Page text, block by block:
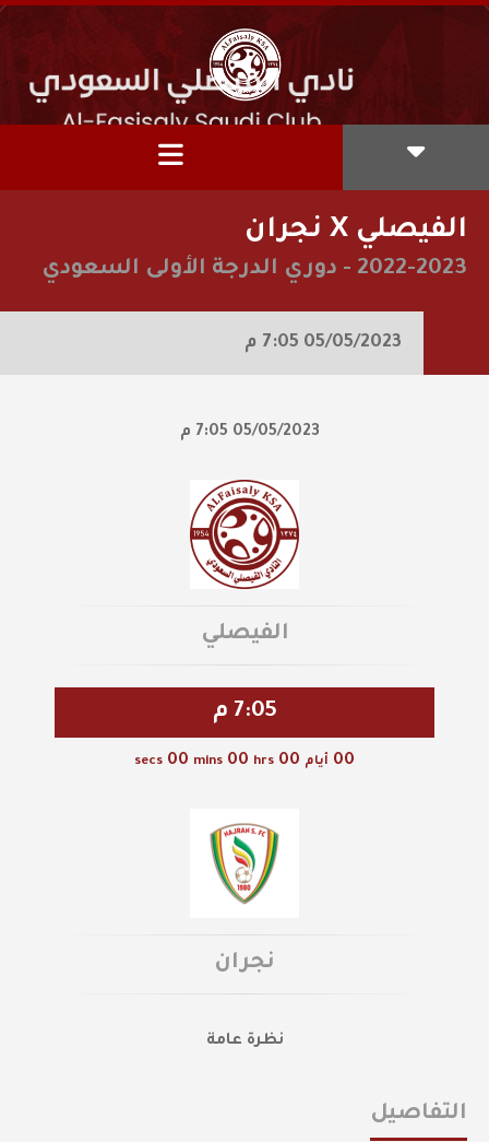
الفيصلي X نجران
2022-2023
- دوري الدرجة الأولى السعودي
05/05/2023
05/05/2023
الفيصلي
7:05 م
00 أيام 00
hrs
00
mins
00
secs
نجران
نظرة عامة
التفاصيل